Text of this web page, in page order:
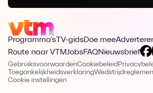
Programma's TV-gidsDoe mee
Route naar VTMJobsFAQNieuwsbrief
GebruiksvoorwaardenCookiebeleid
Toegankelijkheidsverklaring
Cookie instellingen